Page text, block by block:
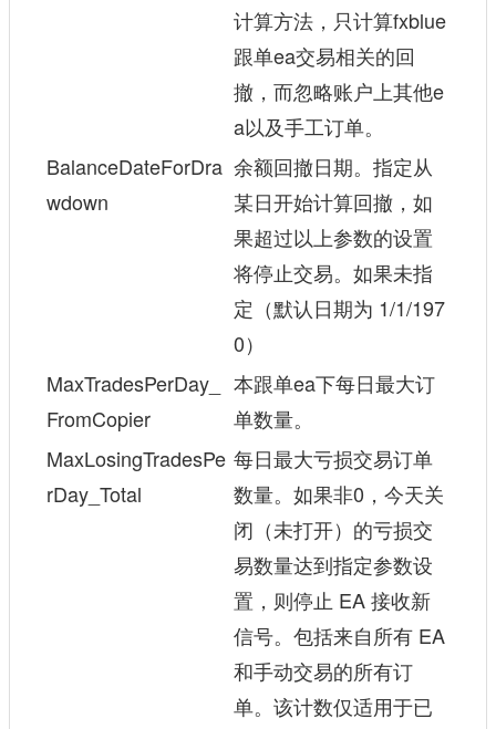
计算方法，只计算fxblue
跟单ea交易相关的回
撤，而忽略账户上其他e
a以及手工订单。
BalanceDateForDra
wdown
余额回撤日期。指定从
某日开始计算回撤，如
果超过以上参数的设置
将停止交易。如果未指
定（默认日期为 1/1/197
0）
MaxTradesPerDay_
FromCopier
本跟单ea下每日最大订
单数量。
MaxLosingTradesPe
rDay_Total
每日最大亏损交易订单
数量。如果非0，今天关
闭（未打开）的亏损交
易数量达到指定参数设
置，则停止 EA 接收新
信号。包括来自所有 EA
和手动交易的所有订
单。该计数仅适用于已